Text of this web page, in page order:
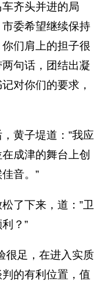
齐头并进的局
委希望继续保持
们肩上的担子很
句话，团结出凝
对你们的要求，
黄子堤道：”我应
成津的舞台上创
音。”
了下来，道：”卫
？”
很足，在进入实质
的有利位置，值